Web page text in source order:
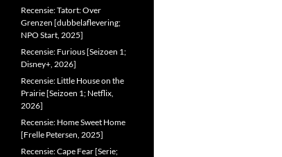
Recensie: Tatort: Over
Grenzen [dubbelaflevering;
NPO Start, 2025]
Recensie: Furious [Seizoen 1;
Disney+, 2026]
Recensie: Little House on the
Prairie [Seizoen 1; Netflix,
2026]
Recensie: Home Sweet Home
[Frelle Petersen, 2025]
Recensie: Cape Fear [Serie;